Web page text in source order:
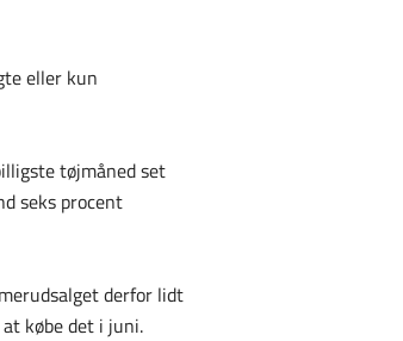
eller kun
tøjmåned set
seks procent
derfor lidt
købe det i juni.